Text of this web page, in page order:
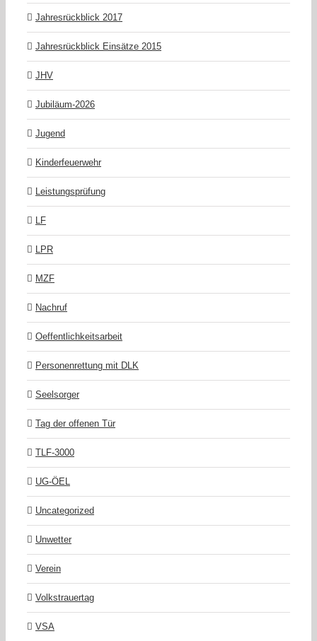
Jahresrückblick 2017
Jahresrückblick Einsätze 2015
JHV
Jubiläum-2026
Jugend
Kinderfeuerwehr
Leistungsprüfung
LF
LPR
MZF
Nachruf
Oeffentlichkeitsarbeit
Personenrettung mit DLK
Seelsorger
Tag der offenen Tür
TLF-3000
UG-ÖEL
Uncategorized
Unwetter
Verein
Volkstrauertag
VSA